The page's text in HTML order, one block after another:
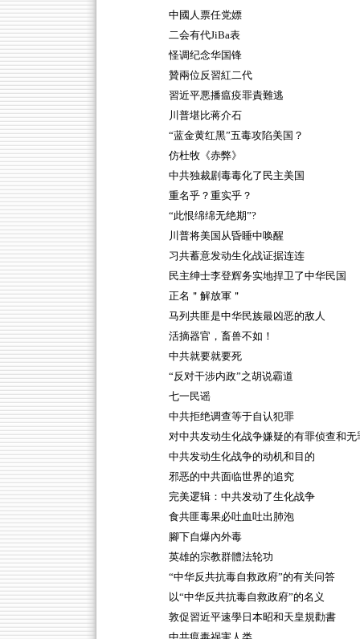
中國人票任党嫖
二会有代JiBa表
怪调纪念华国锋
贊兩位反習紅二代
習近平悪播瘟疫罪責難逃
川普堪比蒋介石
“蓝金黄红黑”五毒攻陷美国？
仿杜牧《赤弊》
中共独裁剧毒毒化了民主美国
重名乎？重实乎？
“此恨绵绵无绝期”?
川普将美国从昏睡中唤醒
习共蓄意发动生化战证据连连
民主绅士李登辉务实地捍卫了中华民国
正名＂解放軍＂
马列共匪是中华民族最凶恶的敌人
活摘器官，畜兽不如！
中共就要就要死
“反对干涉内政”之胡说霸道
七一民谣
中共拒绝调查等于自认犯罪
对中共发动生化战争嫌疑的有罪侦查和无
中共发动生化战争的动机和目的
邪恶的中共面临世界的追究
完美逻辑：中共发动了生化战争
食共匪毒果必吐血吐出肺泡
腳下自爆內外毒
英雄的宗教群體法轮功
“中华反共抗毒自救政府”的有关问答
以“中华反共抗毒自救政府”的名义
敦促習近平速學日本昭和天皇規勸書